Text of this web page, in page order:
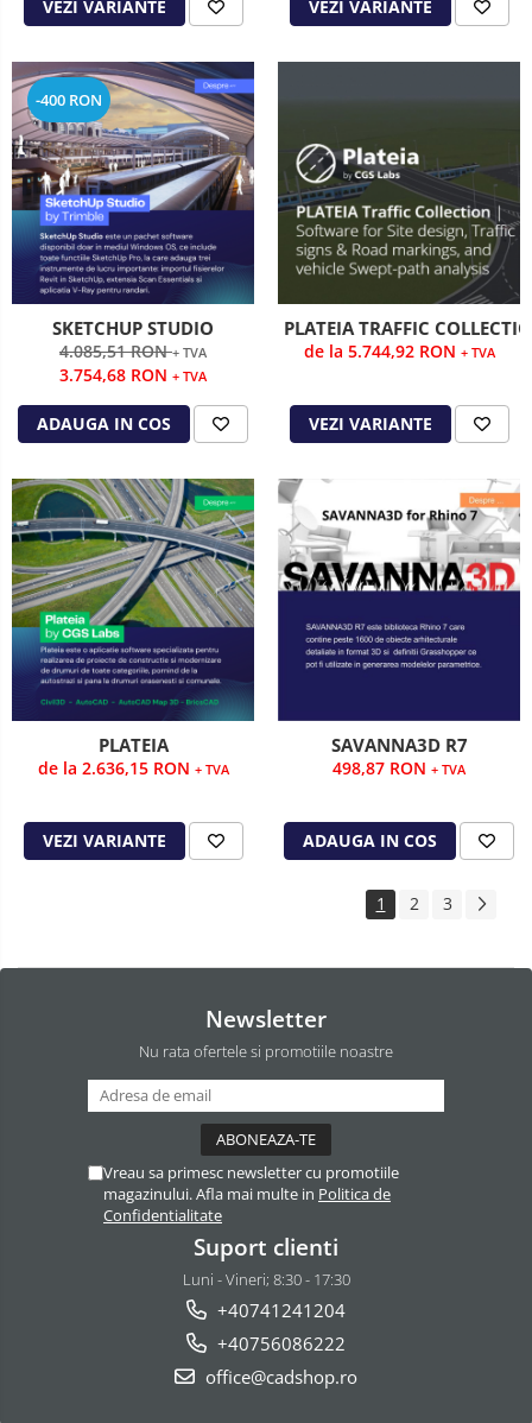
VEZI VARIANTE VEZI VARIANTE
-400 RON
SKETCHUP STUDIO
4.085,51 RON+ TVA
3.754,68 RON + TVA
ADAUGA IN COS
PLATEIA TRAFFIC
de la 5.744,92 RON + TVA
VEZI VARIANTE
PLATEIA
de la 2.636,15 RON + TVA
VEZI VARIANTE
SAVANNA3D R7
498,87 RON + TVA
ADAUGA IN COS
1 2 3
Newsletter
Nu rata ofertele si promotiile noastre
Vreau sa primesc newsletter cu promotiile
magazinului. Afla mai multe in Politica de
Confidentialitate
Suport clienti
Luni - Vineri; 8:30 - 17:30
+40741241204
+40756086222
office@cadshop.ro